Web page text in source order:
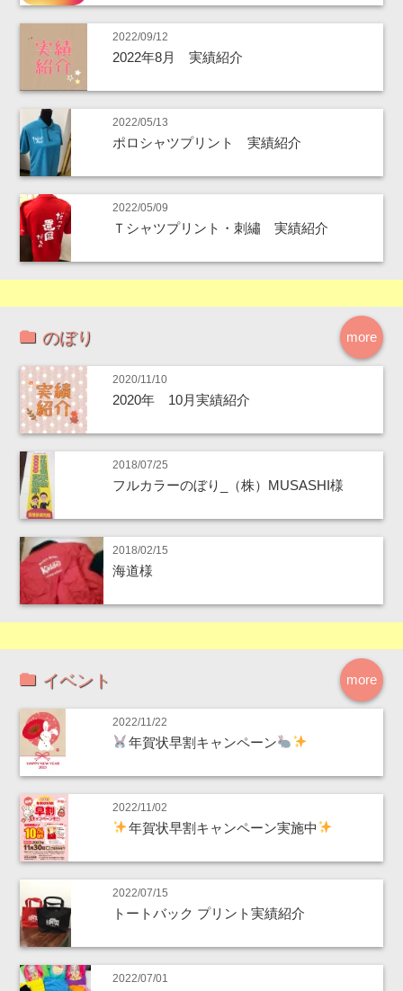
2022/09/12
2022年8月 実績紹介
2022/05/13
ポロシャツプリント 実績紹介
2022/05/09
Ｔシャツプリント・刺繡 実績紹介
more
のぼり
2020/11/10
2020年 10月実績紹介
2018/07/25
フルカラーのぼり_（株）MUSASHI様
2018/02/15
海道様
more
イベント
2022/11/22
年賀状早割キャンペーン
2022/11/02
年賀状早割キャンペーン実施中
2022/07/15
トートバック プリント実績紹介
2022/07/01